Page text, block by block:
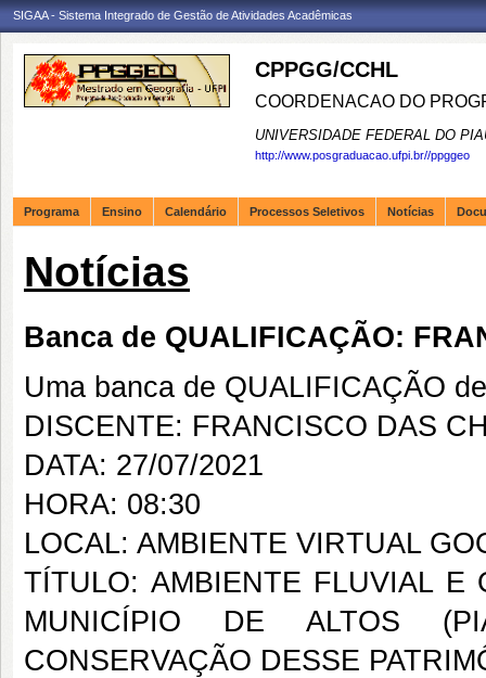
SIGAA - Sistema Integrado de Gestão de Atividades Acadêmicas
CPPGG/CCHL
COORDENACAO DO
UNIVERSIDADE FEDERAL DO
http://www.posgraduacao.ufpi.br//ppggeo
Programa Ensino Calendário Processos Seletivos Notícias
Notícias
Banca de QUALIFICAÇÃO:
Uma banca de QUALIFICAÇÃO
DISCENTE: FRANCISCO DAS
DATA: 27/07/2021
HORA: 08:30
LOCAL: AMBIENTE VIRTUAL
TÍTULO: AMBIENTE FLUVIAL E
MUNICÍPIO DE ALTOS
CONSERVAÇÃO DESSE